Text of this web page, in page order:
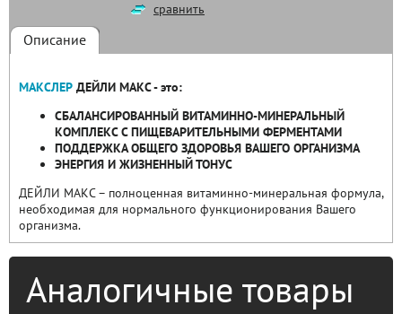
сравнить
Описание
МАКСЛЕР ДЕЙЛИ МАКС - это:
СБАЛАНСИРОВАННЫЙ ВИТАМИННО-МИНЕРАЛЬНЫЙ
КОМПЛЕКС С ПИЩЕВАРИТЕЛЬНЫМИ ФЕРМЕНТАМИ
ПОДДЕРЖКА ОБЩЕГО ЗДОРОВЬЯ ВАШЕГО ОРГАНИЗМА
ЭНЕРГИЯ И ЖИЗНЕННЫЙ ТОНУС
ДЕЙЛИ МАКС – полноценная витаминно-минеральная формула,
необходимая для нормального функционирования Вашего
организма.
Аналогичные товары